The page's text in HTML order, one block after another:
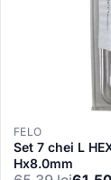
FELO
Set 7 chei L
Hx8.0mm